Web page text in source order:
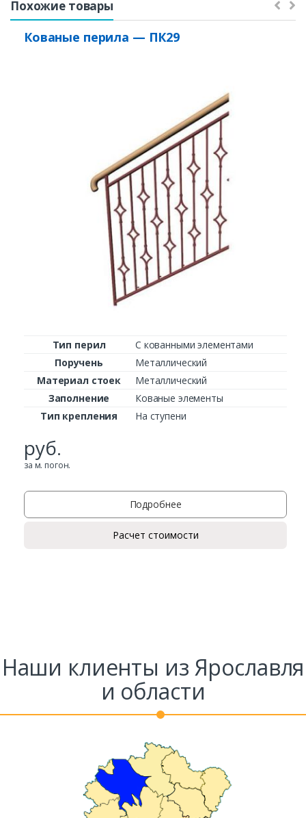
Ваш телефон*
Комментарий к заказу
Похожие товары
Кованые перила — ПК29
Тип перил
С кованными элементами
Поручень
Металлический
Материал стоек
Металлический
Заполнение
Кованые элементы
Тип крепления
На ступени
руб.
за м. погон.
Подробнее
Расчет стоимости
Наши клиенты из Ярославля
и области